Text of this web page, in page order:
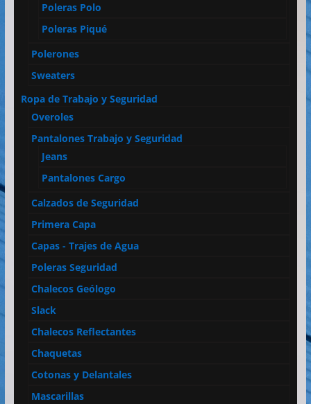
Poleras Polo
Poleras Piqué
Polerones
Sweaters
Ropa de Trabajo y Seguridad
Overoles
Pantalones Trabajo y Seguridad
Jeans
Pantalones Cargo
Calzados de Seguridad
Primera Capa
Capas - Trajes de Agua
Poleras Seguridad
Chalecos Geólogo
Slack
Chalecos Reflectantes
Chaquetas
Cotonas y Delantales
Mascarillas